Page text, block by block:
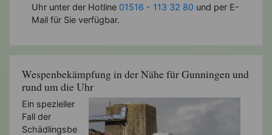
Uhr unter der Hotline 01516 - 113 32 80 und per E-
Mail für Sie verfügbar.
Wespenbekämpfung in der Nähe für Gunningen und
rund um die Uhr
Ein spezieller
Fall der
Schädlingsbe